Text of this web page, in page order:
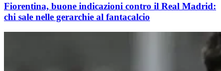
Fiorentina, buone indicazioni contro il Real Madrid:
chi sale nelle gerarchie al fantacalcio